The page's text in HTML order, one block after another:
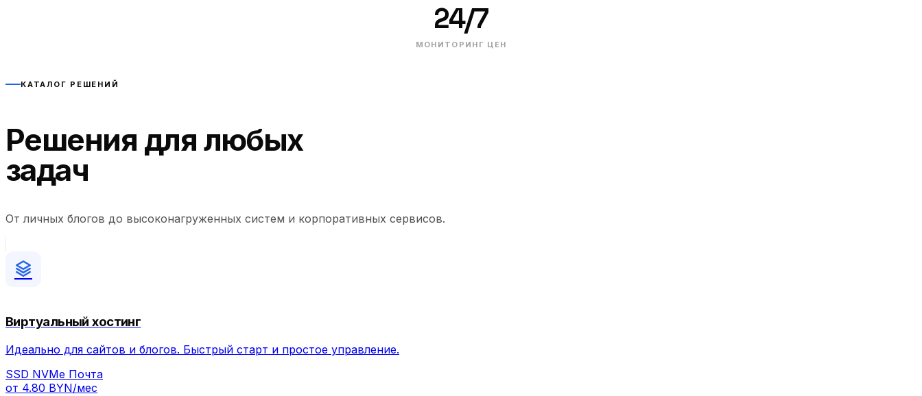
24/7
МОНИТОРИНГ ЦЕН
КАТАЛОГ РЕШЕНИЙ
Решения для любых
задач
От личных блогов до высоконагруженных систем и корпоративных сервисов.
Виртуальный хостинг
Идеально для сайтов и блогов. Быстрый старт и простое управление.
SSD NVMe Почта
от 4.80 BYN/мес